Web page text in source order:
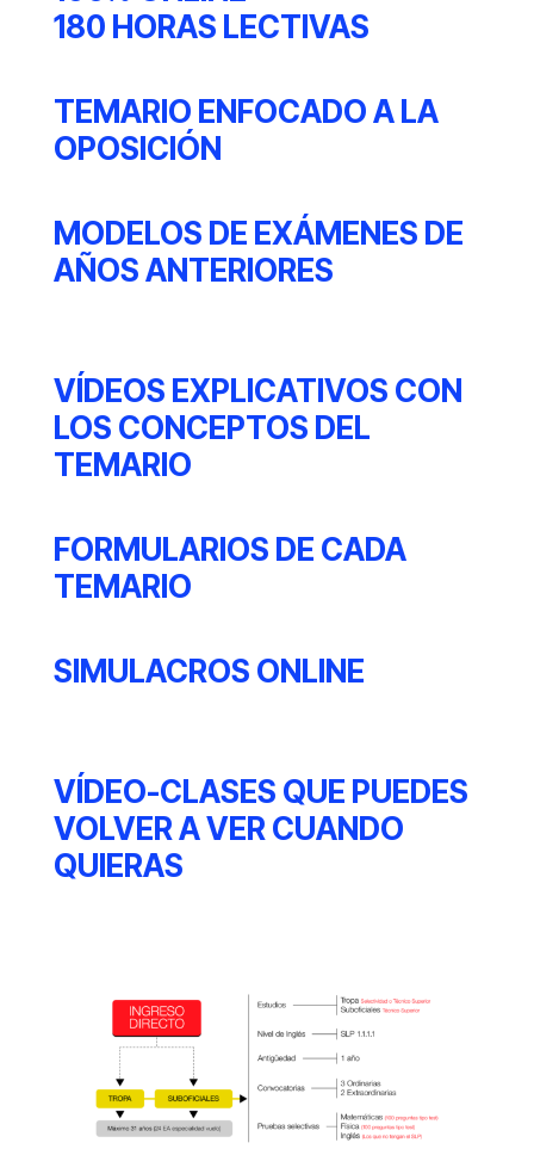
180 HORAS LECTIVAS
TEMARIO ENFOCADO A LA
OPOSICIÓN
MODELOS DE EXÁMENES DE
AÑOS ANTERIORES
VÍDEOS EXPLICATIVOS CON
LOS CONCEPTOS DEL
TEMARIO
FORMULARIOS DE CADA
TEMARIO
SIMULACROS ONLINE
VÍDEO-CLASES QUE PUEDES
VOLVER A VER CUANDO
QUIERAS